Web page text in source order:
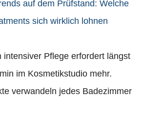
intensiver Pflege erfordert längst
im Kosmetikstudio mehr.
verwandeln jedes Badezimmer